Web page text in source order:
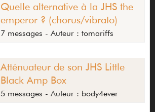
Quelle alternative à la JHS the
emperor ? (chorus/vibrato)
7 messages - Auteur : tomariffs
Atténuateur de son JHS Little
Black Amp Box
5 messages - Auteur : body4ever